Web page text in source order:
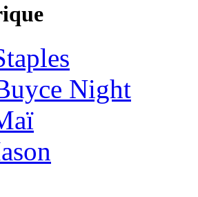
Night